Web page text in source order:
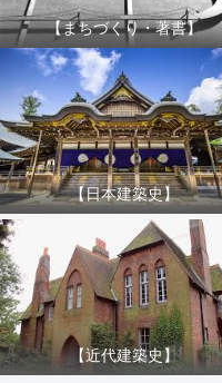
【まちづくり・著書】
【日本建築史】
【近代建築史】